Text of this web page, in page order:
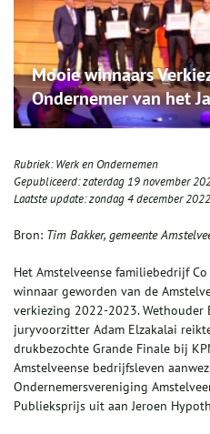
Mooie winnaars
Ondernemer van het
Rubriek:Werk en Ondernemen
Gepubliceerd:zaterdag 19 november
Laatste update:zondag 4 december 2022
Bron: Tim Bakker, gemeente
Het Amstelveense familiebedrijf
winnaar geworden van de
verkiezing 2022-2023. Wethouder
juryvoorzitter Adam Elzakalai
drukbezochte Grande Finale bij
Amstelveense bedrijfsleven
Ondernemersvereniging
Publieksprijs uit aan Jeroen